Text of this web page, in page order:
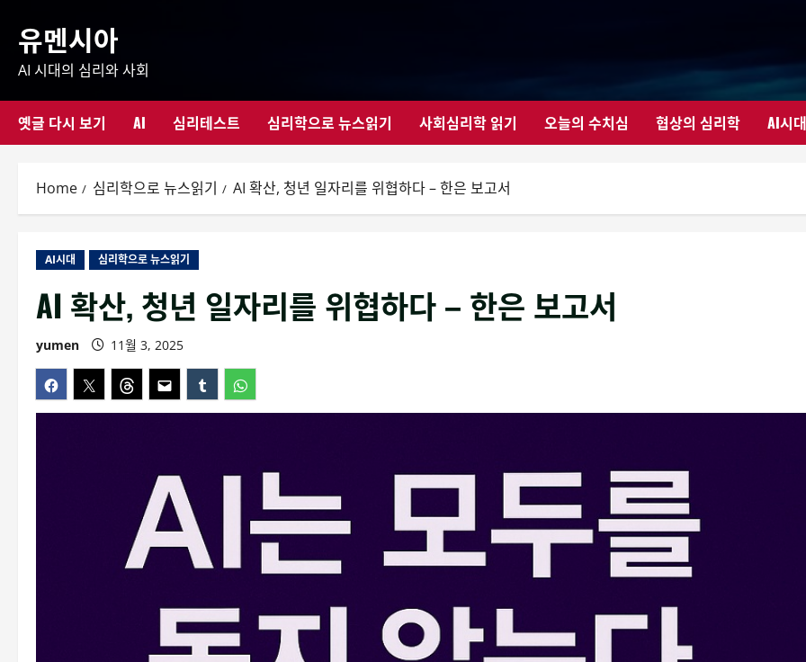
content
유멘시아
AI 시대의 심리와 사회
옛글 다시 보기 AI 심리테스트 심리학으로 뉴스읽기 사회심리학 읽기 오늘의 수치심 협상의 심리학 AI시대
Home 심리학으로 뉴스읽기 AI 확산, 청년 일자리를 위협하다 – 한은 보고서
AI시대 심리학으로 뉴스읽기
AI 확산, 청년 일자리를 위협하다 – 한은 보고서
yumen 11월 3, 2025